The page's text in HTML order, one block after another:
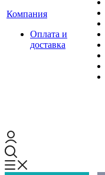
Компания
Оплата и
доставка